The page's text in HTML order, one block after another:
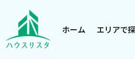
ホーム エリアで